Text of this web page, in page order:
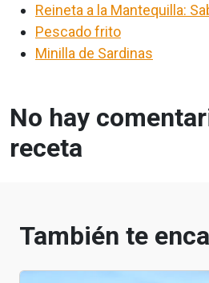
Reineta a la Mantequilla:
Pescado frito
Minilla de Sardinas
No hay
receta
También te